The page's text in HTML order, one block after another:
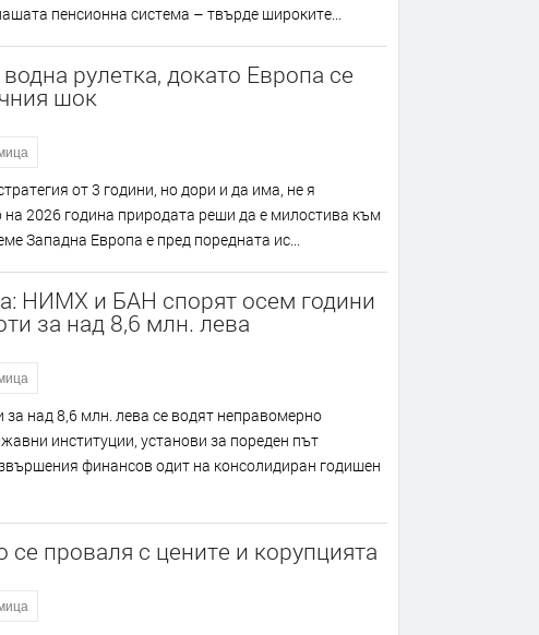
пенсионна система – твърде широките...
рулетка, докато Европа се
шок
от 3 години, но дори и да има, не я
2026 година природата реши да е милостива към
Западна Европа е пред поредната ис...
НИМХ и БАН спорят осем години
за над 8,6 млн. лева
за над 8,6 млн. лева се водят неправомерно
институции, установи за пореден път
финансов одит на консолидиран годишен
се проваля с цените и корупцията